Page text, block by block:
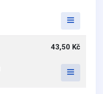
43,50 Kč